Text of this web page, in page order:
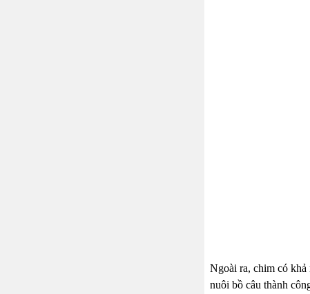
Ngoài ra, chim có khả
nuôi bồ câu thành